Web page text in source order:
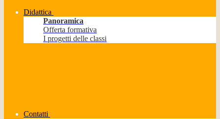
Didattica
Panoramica
Offerta formativa
I progetti delle classi
Contatti